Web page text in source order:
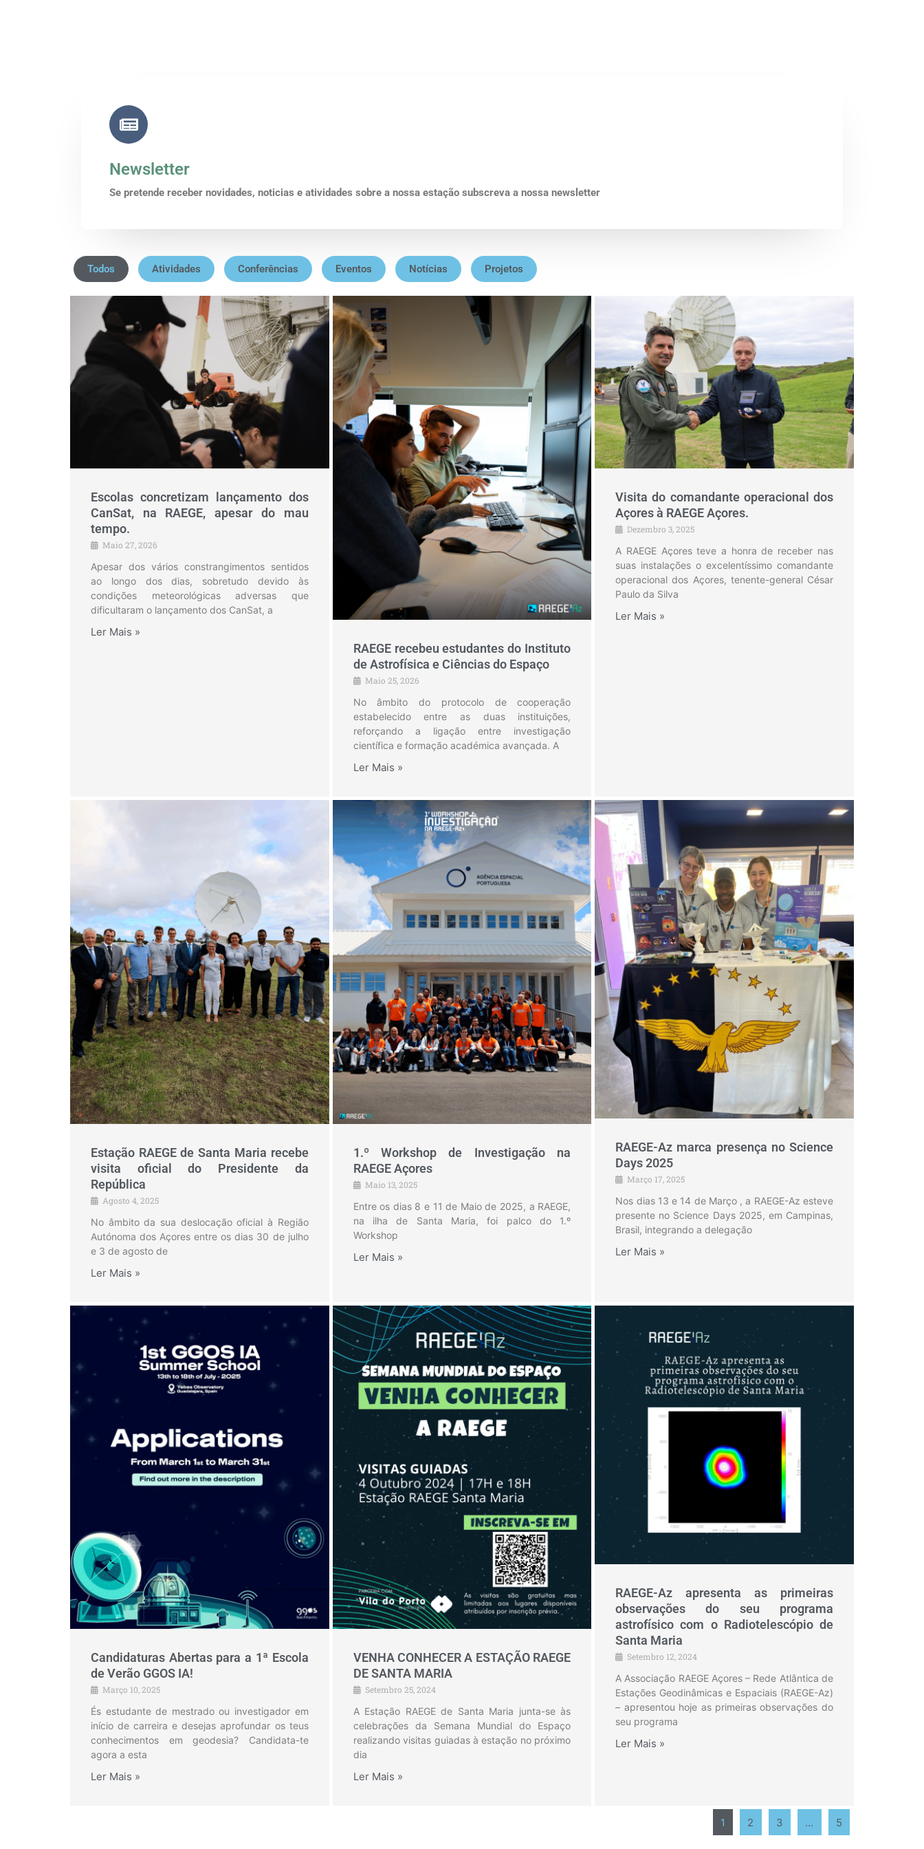
Newsletter
Se pretende receber novidades, noticias e atividades sobre a nossa estação subscreva a nossa newsletter
Todos Atividades Conferências Eventos Notícias Projetos
Escolas concretizam lançamento dos
CanSat, na RAEGE, apesar do mau
tempo.
Maio 27, 2026
Apesar dos vários constrangimentos sentidos
ao longo dos dias, sobretudo devido às
condições meteorológicas adversas que
dificultaram o lançamento dos CanSat, a
Ler Mais »
RAEGE recebeu estudantes do Instituto
de Astrofísica e Ciências do Espaço
Maio 25, 2026
No âmbito do protocolo de cooperação
estabelecido entre as duas instituições,
reforçando a ligação entre investigação
científica e formação académica avançada. A
Ler Mais »
Visita do comandante operacional dos
Açores à RAEGE Açores.
Dezembro 3, 2025
A RAEGE Açores teve a honra de receber nas
suas instalações o excelentíssimo comandante
operacional dos Açores, tenente-general César
Paulo da Silva
Ler Mais »
Estação RAEGE de Santa Maria recebe
visita oficial do Presidente da
República
Agosto 4, 2025
No âmbito da sua deslocação oficial à Região
Autónoma dos Açores entre os dias 30 de julho
e 3 de agosto de
Ler Mais »
1.º Workshop de Investigação na
RAEGE Açores
Maio 13, 2025
Entre os dias 8 e 11 de Maio de 2025, a RAEGE,
na ilha de Santa Maria, foi palco do 1.º
Workshop
Ler Mais »
RAEGE-Az marca presença no Science
Days 2025
Março 17, 2025
Nos dias 13 e 14 de Março , a RAEGE-Az esteve
presente no Science Days 2025, em Campinas,
Brasil, integrando a delegação
Ler Mais »
Candidaturas Abertas para a 1ª Escola
de Verão GGOS IA!
Março 10, 2025
És estudante de mestrado ou investigador em
início de carreira e desejas aprofundar os teus
conhecimentos em geodesia? Candidata-te
agora a esta
Ler Mais »
VENHA CONHECER A ESTAÇÃO RAEGE
DE SANTA MARIA
Setembro 25, 2024
A Estação RAEGE de Santa Maria junta-se às
celebrações da Semana Mundial do Espaço
realizando visitas guiadas à estação no próximo
dia
Ler Mais »
RAEGE-Az apresenta as primeiras
observações do seu programa
astrofísico com o Radiotelescópio de
Santa Maria
Setembro 12, 2024
A Associação RAEGE Açores – Rede Atlântica de
Estações Geodinâmicas e Espaciais (RAEGE-Az)
– apresentou hoje as primeiras observações do
seu programa
Ler Mais »
1 2 3 … 5